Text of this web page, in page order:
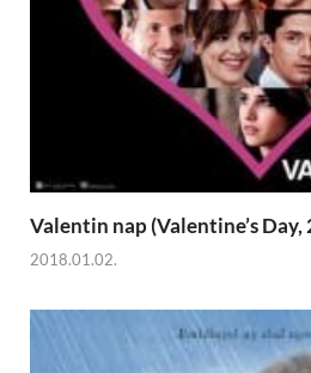
Valentin nap (Valentine’s Day,
2018.01.02.